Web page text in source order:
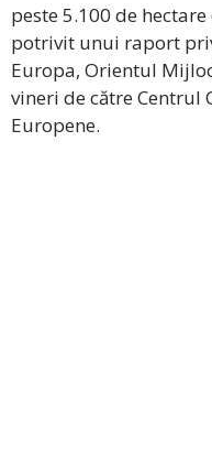
peste 5.100 de
potrivit unui raport
Europa, Orientul
vineri de către Centrul
Europene.